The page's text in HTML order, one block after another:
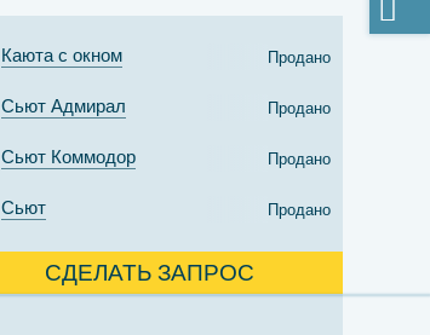
Каюта с окном Продано
Сьют Адмирал Продано
Сьют Коммодор Продано
Сьют Продано
СДЕЛАТЬ ЗАПРОС